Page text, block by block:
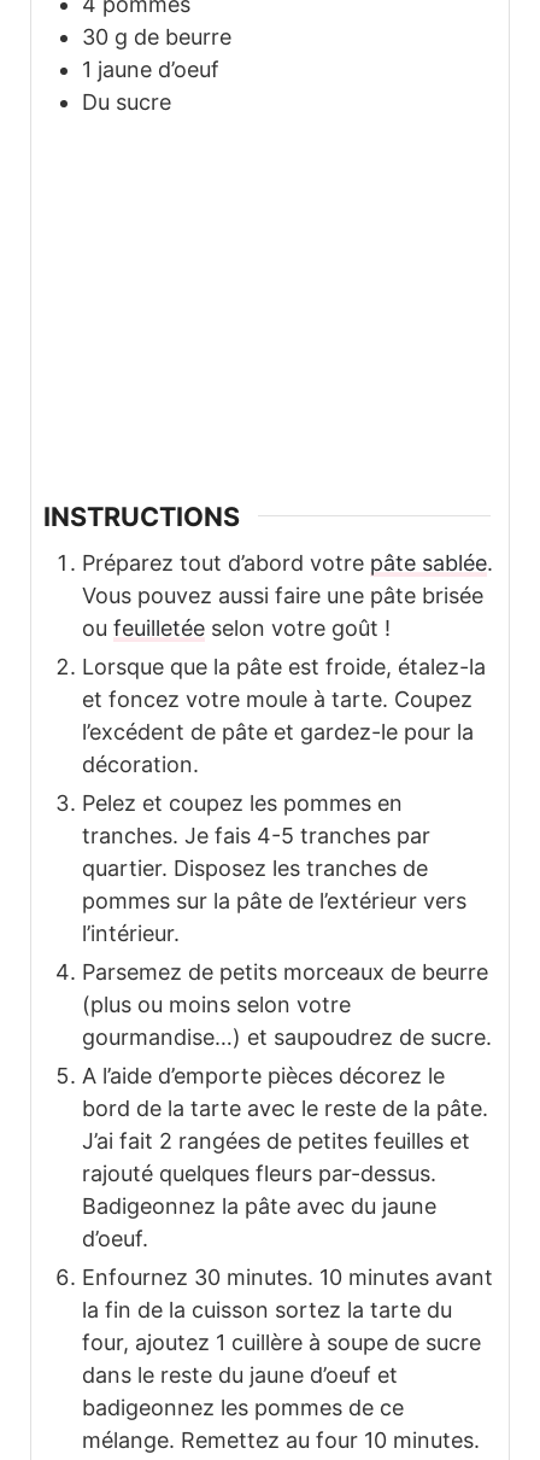
30 g de beurre
1 jaune d’oeuf
Du sucre
INSTRUCTIONS
Préparez tout d’abord votre pâte sablée.
Vous pouvez aussi faire une pâte brisée
ou feuilletée selon votre goût !
Lorsque que la pâte est froide, étalez-la
et foncez votre moule à tarte. Coupez
l’excédent de pâte et gardez-le pour la
décoration.
Pelez et coupez les pommes en
tranches. Je fais 4-5 tranches par
quartier. Disposez les tranches de
pommes sur la pâte de l’extérieur vers
l’intérieur.
Parsemez de petits morceaux de beurre
(plus ou moins selon votre
gourmandise…) et saupoudrez de sucre.
A l’aide d’emporte pièces décorez le
bord de la tarte avec le reste de la pâte.
J’ai fait 2 rangées de petites feuilles et
rajouté quelques fleurs par-dessus.
Badigeonnez la pâte avec du jaune
d’oeuf.
Enfournez 30 minutes. 10 minutes avant
la fin de la cuisson sortez la tarte du
four, ajoutez 1 cuillère à soupe de sucre
dans le reste du jaune d’oeuf et
badigeonnez les pommes de ce
mélange. Remettez au four 10 minutes.